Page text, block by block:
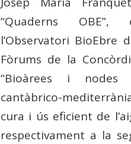
“Quaderns
l’Observatori BioEbre
Fòrums de la
“Bioàrees i
cantàbrico-
cura i ús eficient de
respectivament a la